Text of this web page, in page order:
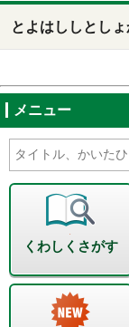
とよはししとし
メニュー
くわしくさがす